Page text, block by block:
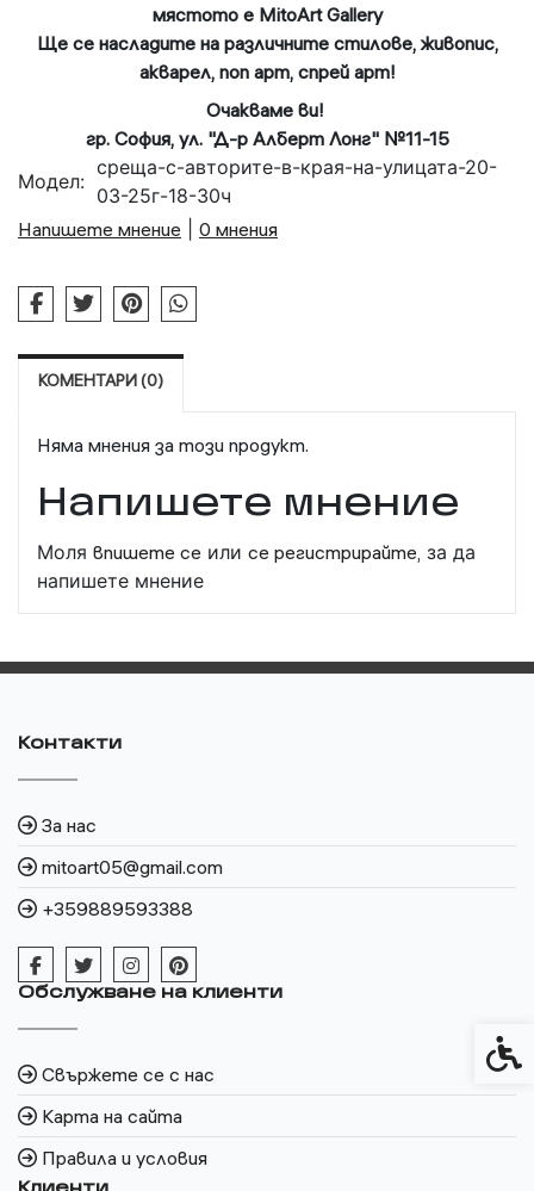
мястото е MitoArt Gallery
Ще се насладите на различните стилове, живопис,
акварел, поп арт, спрей арт!
Очакваме ви!
гр. София, ул. "Д-р Алберт Лонг" №11-15
Модел:
среща-с-авторите-в-края-на-улицата-20-
03-25г-18-30ч
Напишете мнение
0 мнения
КОМЕНТАРИ (0)
Няма мнения за този продукт.
Напишете мнение
Моля впишете се или се регистрирайте, за да
напишете мнение
Контакти
За нас
mitoart05@gmail.com
+359889593388
Обслужване на клиенти
Свържете се с нас
Карта на сайта
Правила и условия